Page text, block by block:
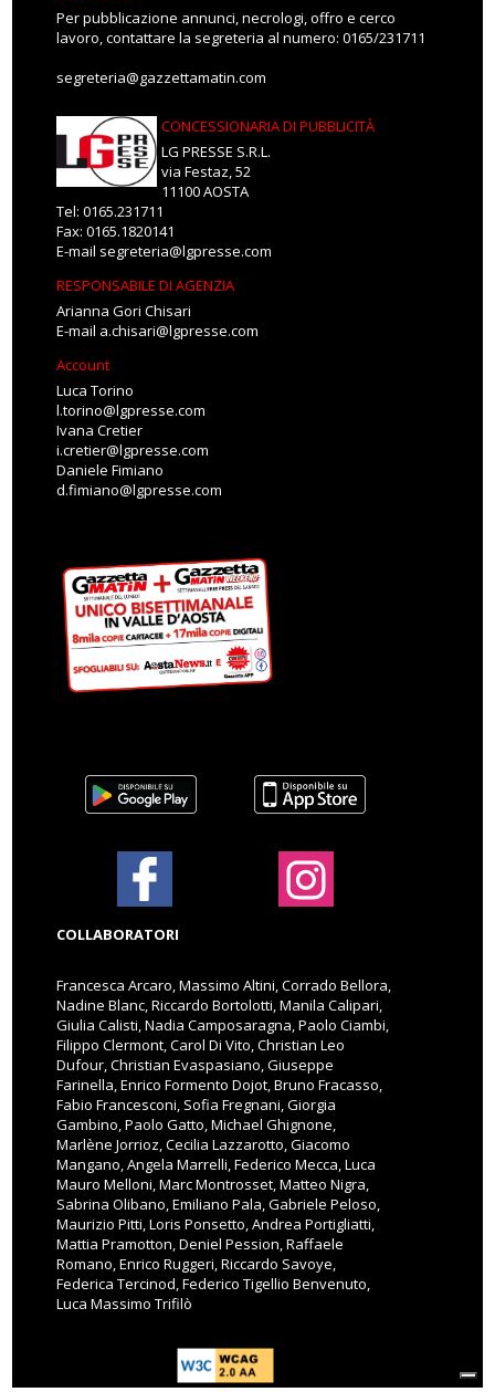
Per pubblicazione annunci, necrologi, offro e cerco
lavoro, contattare la segreteria al numero: 0165/231711
segreteria@gazzettamatin.com
CONCESSIONARIA DI PUBBLICITÀ
LG PRESSE S.R.L.
via Festaz, 52
11100 AOSTA
Tel: 0165.231711
Fax: 0165.1820141
E-mail segreteria@lgpresse.com
RESPONSABILE DI AGENZIA
Arianna Gori Chisari
E-mail a.chisari@lgpresse.com
Account
Luca Torino
l.torino@lgpresse.com
Ivana Cretier
i.cretier@lgpresse.com
Daniele Fimiano
d.fimiano@lgpresse.com
COLLABORATORI
Francesca Arcaro, Massimo Altini, Corrado Bellora,
Nadine Blanc, Riccardo Bortolotti, Manila Calipari,
Giulia Calisti, Nadia Camposaragna, Paolo Ciambi,
Filippo Clermont, Carol Di Vito, Christian Leo
Dufour, Christian Evaspasiano, Giuseppe
Farinella, Enrico Formento Dojot, Bruno Fracasso,
Fabio Francesconi, Sofia Fregnani, Giorgia
Gambino, Paolo Gatto, Michael Ghignone,
Marlène Jorrioz, Cecilia Lazzarotto, Giacomo
Mangano, Angela Marrelli, Federico Mecca, Luca
Mauro Melloni, Marc Montrosset, Matteo Nigra,
Sabrina Olibano, Emiliano Pala, Gabriele Peloso,
Maurizio Pitti, Loris Ponsetto, Andrea Portigliatti,
Mattia Pramotton, Deniel Pession, Raffaele
Romano, Enrico Ruggeri, Riccardo Savoye,
Federica Tercinod, Federico Tigellio Benvenuto,
Luca Massimo Trifilò